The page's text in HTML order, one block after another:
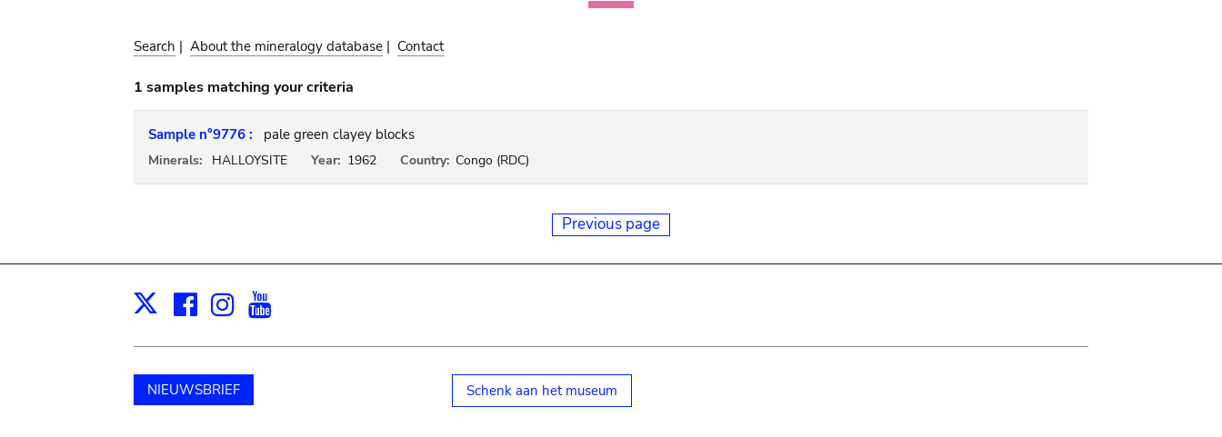
Search | About the mineralogy database | Contact
1 samples matching your criteria
Sample n°9776 : pale green clayey blocks
Minerals: HALLOYSITE Year: 1962 Country: Congo (RDC)
Previous page
X Facebook
Instagram
NIEUWSBRIEF Schenk aan het museum